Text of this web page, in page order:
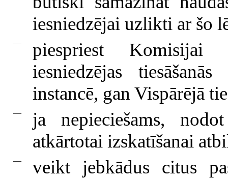
iesniedzējai uzlikti ar šo
—
piespriest Komisijai
iesniedzējas
instancē, gan Vispārējā
—
ja nepieciešams,
atkārtotai izskatīšanai
—
veikt jebkādus citus